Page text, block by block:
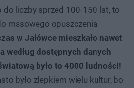
do liczby sprzed 100-150 lat, to
masowego opuszczenia
w Jałówce mieszkało nawet
według dostępnych danych
było to 4000 ludności!
było zlepkiem wielu kultur, bo